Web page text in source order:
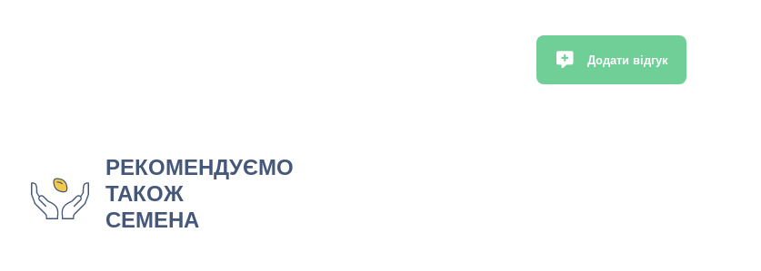
Додати відгук
РЕКОМЕНДУЄМО
ТАКОЖ
СЕМЕНА